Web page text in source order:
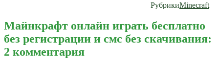
РубрикиMinecraft
Майнкрафт онлайн играть бесплатно
без регистрации и смс без скачивания:
2 комментария